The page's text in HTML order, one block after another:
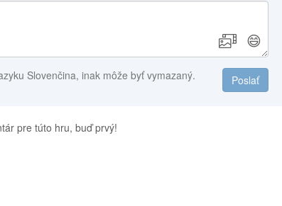
😄
Poslať
Slovenčina, inak môže byť vymazaný.
pre túto hru, buď prvý!